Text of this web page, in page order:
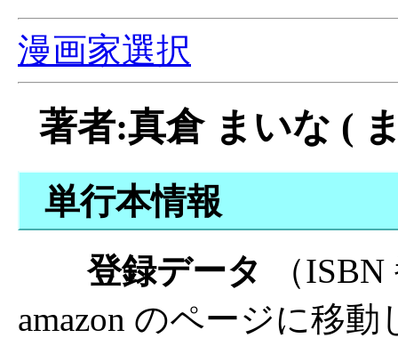
漫画家選択
著者:真倉 まいな (
単行本情報
登録データ
（
amazon のページに移